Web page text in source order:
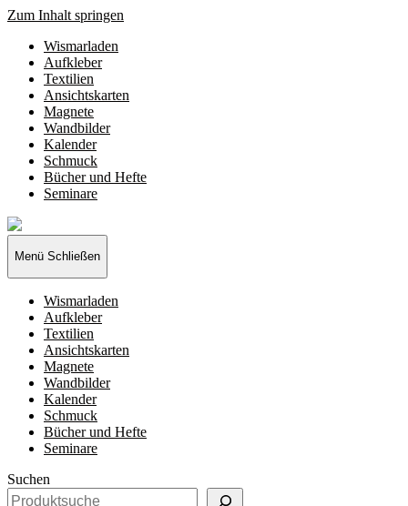
Zum Inhalt springen
Wismarladen
Aufkleber
Textilien
Ansichtskarten
Magnete
Wandbilder
Kalender
Schmuck
Bücher und Hefte
Seminare
Wismarladen
-
deine
Produzentengemeinschaft
Menü Schließen
Wismarladen
Aufkleber
Textilien
Ansichtskarten
Magnete
Wandbilder
Kalender
Schmuck
Bücher und Hefte
Seminare
Suchen